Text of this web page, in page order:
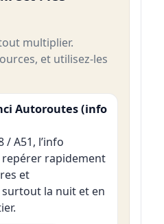
tout multiplier.
et utilisez-les
Autoroutes (info
/ A51, l’info
rapidement
et
la nuit et en